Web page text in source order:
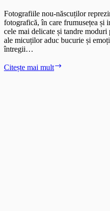
Fotografiile nou-născuților
fotografică, în care frumusețea și
cele mai delicate și tandre
ale micuților aduc bucurie și
întregii…
Citește mai mult